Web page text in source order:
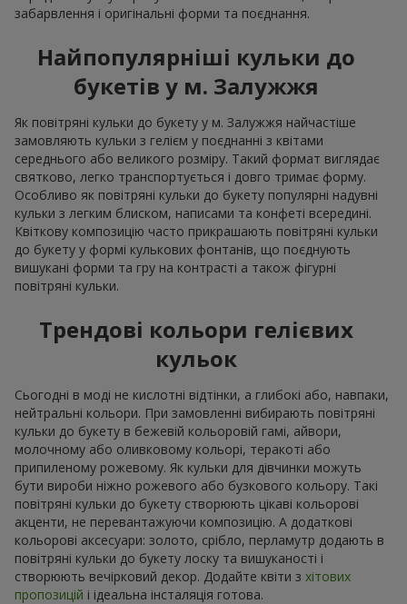
забарвлення і оригінальні форми та поєднання.
Найпопулярніші кульки до
букетів у м. Залужжя
Як повітряні кульки до букету у м. Залужжя найчастіше
замовляють кульки з гелієм у поєднанні з квітами
середнього або великого розміру. Такий формат виглядає
святково, легко транспортується і довго тримає форму.
Особливо як повітряні кульки до букету популярні надувні
кульки з легким блиском, написами та конфеті всередині.
Квіткову композицію часто прикрашають повітряні кульки
до букету у формі кулькових фонтанів, що поєднують
вишукані форми та гру на контрасті а також фігурні
повітряні кульки.
Трендові кольори гелієвих
кульок
Сьогодні в моді не кислотні відтінки, а глибокі або, навпаки,
нейтральні кольори. При замовленні вибирають повітряні
кульки до букету в бежевій кольоровій гамі, айвори,
молочному або оливковому кольорі, теракоті або
припиленому рожевому. Як кульки для дівчинки можуть
бути вироби ніжно рожевого або бузкового кольору. Такі
повітряні кульки до букету створюють цікаві кольорові
акценти, не перевантажуючи композицію. А додаткові
кольорові аксесуари: золото, срібло, перламутр додають в
повітряні кульки до букету лоску та вишуканості і
створюють вечірковий декор. Додайте квіти з хітових
пропозицій і ідеальна інсталяція готова.